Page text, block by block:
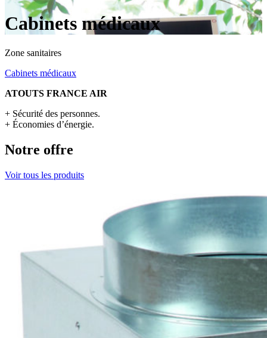
Cabinets médicaux
Zone sanitaires
Cabinets médicaux
ATOUTS FRANCE AIR
+ Sécurité des personnes.
+ Économies d’énergie.
Notre offre
Voir tous les produits